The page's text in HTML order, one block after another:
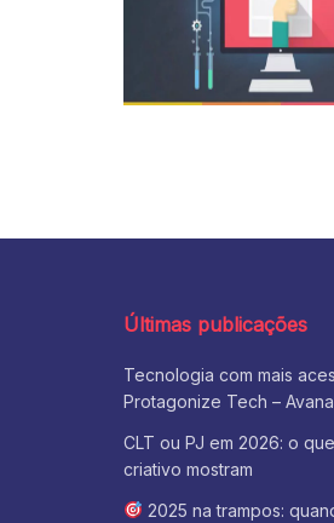
Últimas publicações
Tecnologia com mais
Protagonize Tech –
CLT ou PJ em 2026: o
criativo mostram
2025 na trampos: